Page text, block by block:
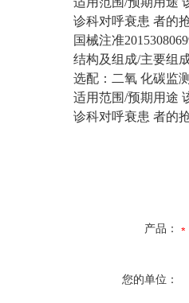
诊科对呼衰患 者的
国械注准
结构及组成/主要组
选配：二氧 化碳监
适用范围/预期用途
诊科对呼衰患 者的
产品：
您的单位：